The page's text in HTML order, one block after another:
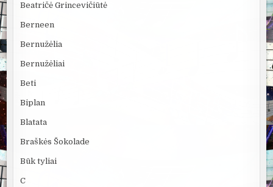
Beatričė Grincevičiūtė
Berneen
Bernužėlia
Bernužėliai
Beti
Biplan
Blatata
Braškės Šokolade
Būk tyliai
C